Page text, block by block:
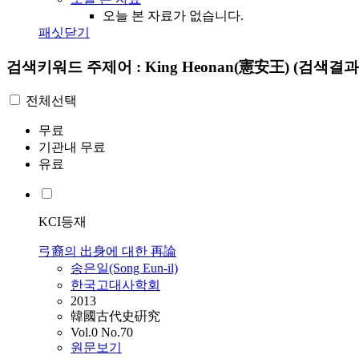
오늘 본 자료가 없습니다.
패싯닫기
검색키워드 주제어 : King Heonan(憲安王) (검색결
전체선택
무료
기관내 무료
유료
KCI등재
弓裔의 出身에 대한 再論
송은일(Song Eun-il)
한국고대사학회
2013
韓國古代史硏究
Vol.0 No.70
원문보기